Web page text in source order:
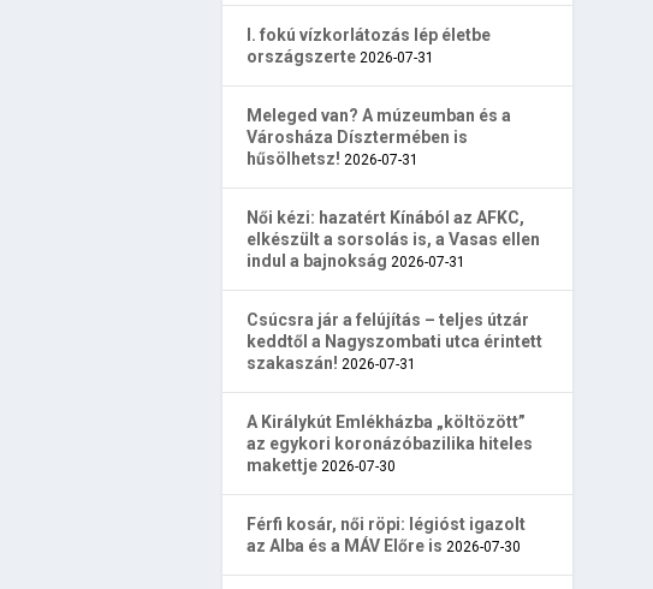
I. fokú vízkorlátozás lép életbe
országszerte 2026-07-31
Meleged van? A múzeumban és a
Városháza Dísztermében is
hűsölhetsz! 2026-07-31
Női kézi: hazatért Kínából az AFKC,
elkészült a sorsolás is, a Vasas ellen
indul a bajnokság 2026-07-31
Csúcsra jár a felújítás – teljes útzár
keddtől a Nagyszombati utca érintett
szakaszán! 2026-07-31
A Királykút Emlékházba „költözött”
az egykori koronázóbazilika hiteles
makettje 2026-07-30
Férfi kosár, női röpi: légióst igazolt
az Alba és a MÁV Előre is 2026-07-30